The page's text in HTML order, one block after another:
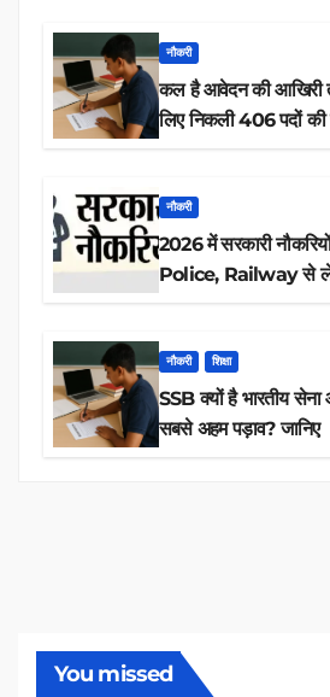
नौकरी
कल है आवेदन की आखिरी
लिए निकली 406 पदों की
नौकरी
2026 में सरकारी
Police, Railway से
नौकरी शिक्षा
SSB क्यों है भारतीय
सबसे अहम पड़ाव? जानिए
You missed